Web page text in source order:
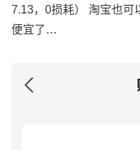
7.13，0损耗） 淘宝也可
便宜了…